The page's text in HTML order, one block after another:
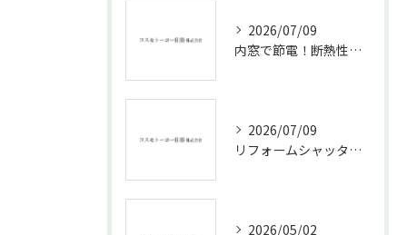
2026/07/09
内窓で節電！断熱性能と補助金活用法
2026/07/09
リフォームシャッターで叶える台風対策の効果的方法
2026/05/02